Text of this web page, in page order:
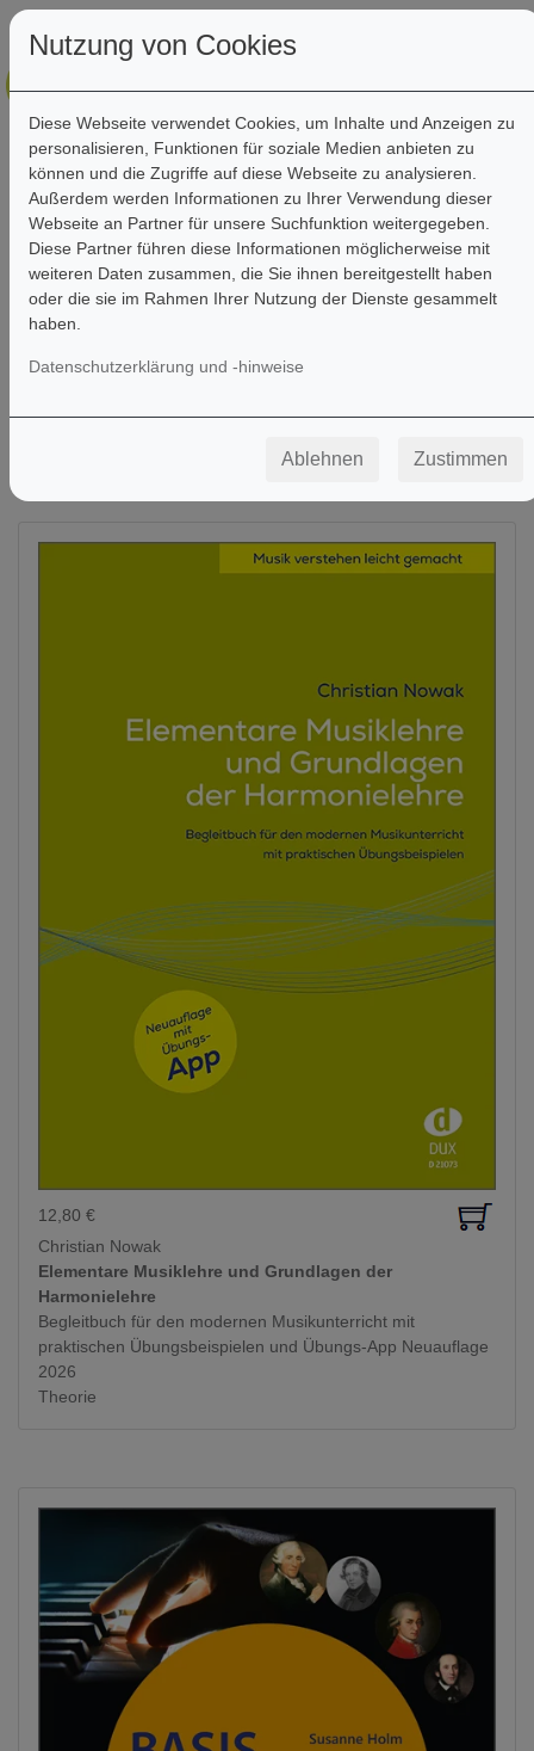
Nutzung von Cookies
Diese Webseite verwendet Cookies, um Inhalte und Anzeigen zu
personalisieren, Funktionen für soziale Medien anbieten zu
können und die Zugriffe auf diese Webseite zu analysieren.
Außerdem werden Informationen zu Ihrer Verwendung dieser
Webseite an Partner für unsere Suchfunktion weitergegeben.
Diese Partner führen diese Informationen möglicherweise mit
weiteren Daten zusammen, die Sie ihnen bereitgestellt haben
oder die sie im Rahmen Ihrer Nutzung der Dienste gesammelt
haben.
Datenschutzerklärung und -hinweise
Ablehnen Zustimmen
Filter
12,80 €
Christian Nowak
Elementare Musiklehre und Grundlagen der
Harmonielehre
Begleitbuch für den modernen Musikunterricht mit
praktischen Übungsbeispielen und Übungs-App Neuauflage
2026
Theorie